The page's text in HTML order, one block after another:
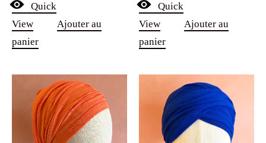
Quick
View
Ajouter au
panier
Quick
View
Ajouter au
panier